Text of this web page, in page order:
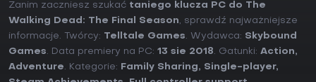
Zanim zaczniesz szukać taniego klucza PC do The
Walking Dead: The Final Season, sprawdź najważniejsze
informacje. Twórcy: Telltale Games. Wydawca: Skybound
Games. Data premiery na PC: 13 sie 2018. Gatunki: Action,
Adventure. Kategorie: Family Sharing, Single-player,